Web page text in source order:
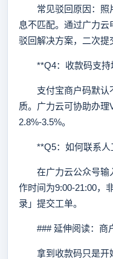
常见驳回原因：照
息不匹配。通过广力
驳回解决方案，二次提
**Q4：收款码支持
支付宝商户码默认
质。广力云可协助办理
2.8%-3.5%。
**Q5：如何联系人
在广力云公众号输
作时间为9:00-21:00，
录」提交工单。
### 延伸阅读：商
拿到收款码只是开始